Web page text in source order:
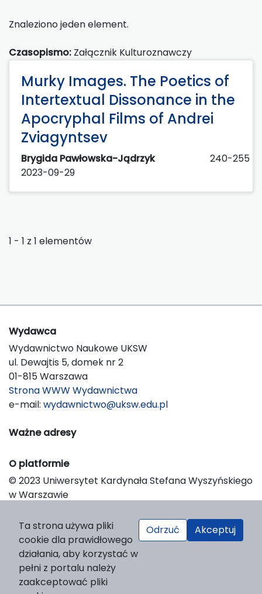
Znaleziono jeden element.
Czasopismo: Załącznik Kulturoznawczy
Murky Images. The Poetics of
Intertextual Dissonance in the
Apocryphal Films of Andrei
Zviagyntsev
Brygida Pawłowska-Jądrzyk
240-255
2023-09-29
1 - 1 z 1 elementów
Wydawca
Wydawnictwo Naukowe UKSW
ul. Dewajtis 5, domek nr 2
01-815 Warszawa
Strona WWW Wydawnictwa
e-mail: wydawnictwo@uksw.edu.pl
Ważne adresy
O platformie
© 2023 Uniwersytet Kardynała Stefana Wyszyńskiego
w Warszawie
Platform & Workflow by OJS/PKP
Ta strona używa pliki
cookie dla prawidłowego
działania, aby korzystać w
pełni z portalu należy
zaakceptować pliki
Odrzuć Akceptuj